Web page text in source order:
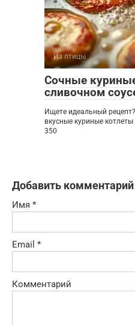
Из птицы
Сочные
сливочном
Ищете идеальный
вкусные куриные
350
Добавить комментарий
Имя *
Email *
Комментарий